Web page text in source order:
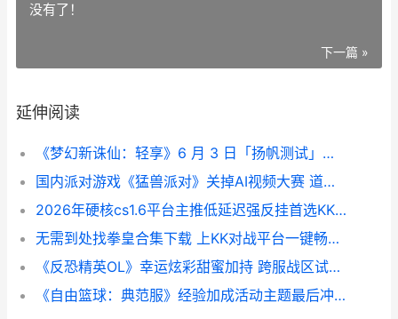
没有了！
下一篇 »
延伸阅读
《梦幻新诛仙：轻享》6 月 3 日「扬帆测试」马上开始，30 分钟玩转回合修仙 梦幻新诛仙手游官网
国内派对游戏《猛兽派对》关掉AI视频大赛 道歉称只想降低门槛 派对互动游戏
2026年硬核cs1.6平台主推低延迟强反挂首选KK对战平台 cs1.6值得买吗
无需到处找拳皇合集下载 上KK对战平台一键畅玩全系列神作 拳皇从不缺席的角色
《反恐精英OL》幸运炫彩甜蜜加持 跨服战区试运行今天开始 反恐精英ol马年神器
《自由篮球：典范服》经验加成活动主题最后冲刺，人物满级再享好礼 自由篮球 dg